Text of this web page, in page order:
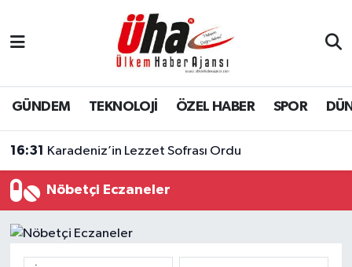
GÜNDEM TEKNOLOJİ ÖZEL HABER SPOR
16:31 Karadeniz’in Lezzet Sofrası Ordu
Nöbetçi Eczaneler
İstanbul Nöbetçi Eczaneler
İstanbul Hava Durumu
Tüm Manşetler